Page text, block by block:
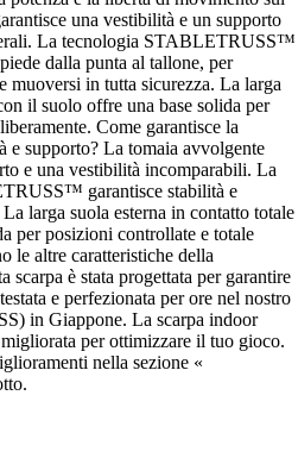
una vestibilità e un supporto
La tecnologia STABLETRUSS™
dalla punta al tallone, per
muoversi in tutta sicurezza. La larga
il suolo offre una base solida per
Come garantisce la
supporto? La tomaia avvolgente
e una vestibilità incomparabili. La
garantisce stabilità e
larga suola esterna in contatto totale
per posizioni controllate e totale
le altre caratteristiche della
è stata progettata per garantire
e perfezionata per ore nel nostro
in Giappone. La scarpa indoor
per ottimizzare il tuo gioco.
nella sezione «